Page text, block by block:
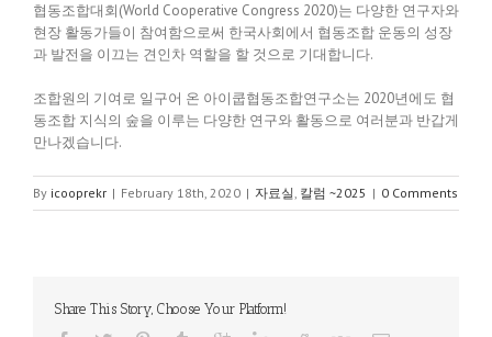
협동조합대회(World Cooperative Congress 2020)는 다양한 연구자와
현장 활동가들이 참여함으로써 한국사회에서 협동조합 운동의 성장
과 발전을 이끄는 견인차 역할을 할 것으로 기대합니다.
조합원의 기여로 일구어 온 아이쿱협동조합연구소는 2020년에도 협
동조합 지식의 숲을 이루는 다양한 연구와 활동으로 여러분과 반갑게
만나겠습니다.
By icooprekr | February 18th, 2020 | 자료실, 칼럼 ~2025 | 0 Comments
Share This Story, Choose Your Platform!